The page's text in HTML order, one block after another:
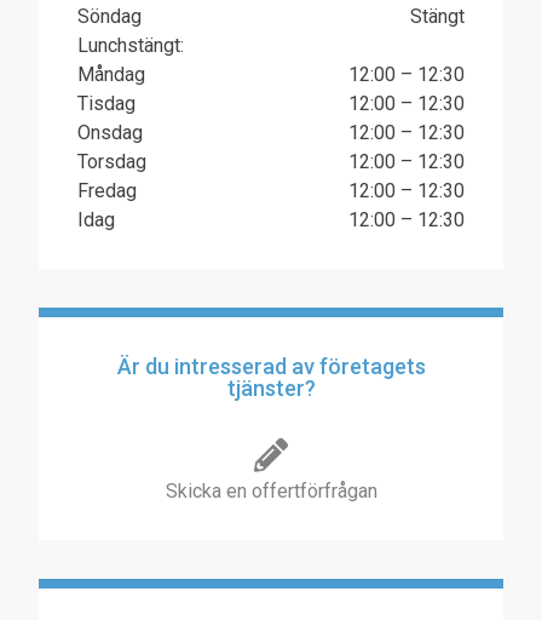
Söndag
Stängt
Lunchstängt:
Måndag
12:00 – 12:30
Tisdag
12:00 – 12:30
Onsdag
12:00 – 12:30
Torsdag
12:00 – 12:30
Fredag
12:00 – 12:30
Idag
12:00 – 12:30
Är du intresserad av företagets
tjänster?
Skicka en offertförfrågan